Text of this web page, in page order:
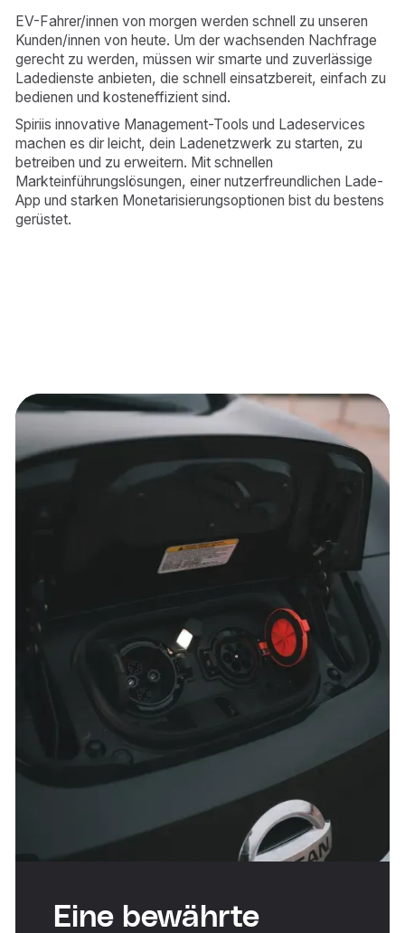
EV-Fahrer/innen von morgen werden schnell zu unseren
Kunden/innen von heute. Um der wachsenden Nachfrage
gerecht zu werden, müssen wir smarte und zuverlässige
Ladedienste anbieten, die schnell einsatzbereit, einfach zu
bedienen und kosteneffizient sind.
Spiriis innovative Management-Tools und Ladeservices
machen es dir leicht, dein Ladenetzwerk zu starten, zu
betreiben und zu erweitern. Mit schnellen
Markteinführungslösungen, einer nutzerfreundlichen Lade-
App und starken Monetarisierungsoptionen bist du bestens
gerüstet.
Eine bewährte